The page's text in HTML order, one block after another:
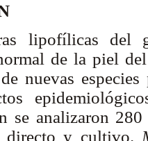
lipofílicas del
de la piel
nuevas
se analizaron
directo y cultivo.